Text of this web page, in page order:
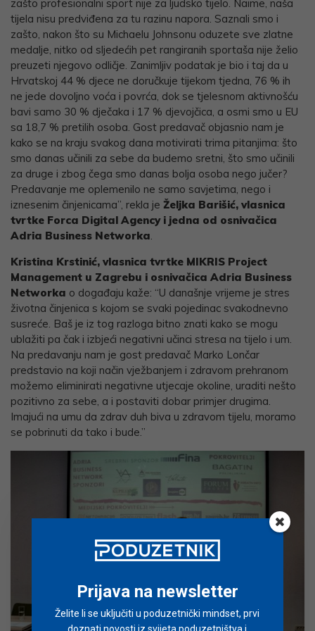
zašto profesionalni sport nije za ljudsko tijelo. Naime, naša
tijela nisu predviđena za tu razinu napora. Saznali smo i
zašto, nakon što su Michaelu Johnsonu oduzete sve zlatne
medalje, nitko od sljedećih pet rangiranih sportaša nije želio
preuzeti njegovo odličje. Zanimljiv podatak je bio i taj da u
Hrvatskoj 44 % djece ne doručkuje tijekom tjedna, 76 % ih
ne jede dovoljno voća i povrća, dok se tjelesnom aktivnošću
bavi samo 30 % dječaka i 17 % djevojčica, a osmi smo u EU
sa 18,7 % pretilih osoba. Gost predavač objasnio nam je
kako se na kraju svakog dana motivirati trima pitanjima: što
smo danas učinili za sebe da budemo sretni, što smo učinili
za druge i zbog čega smo danas bolja osoba nego jučer?
Predavanje me oplemenilo ne samo savjetima, nego i
iznesenim činjenicama”, rekla je Željka Barišić, vlasnica
tvrtke Forca Digital Agency i jedna od osnivačica
Adria Business Networka.
Kristina Krstinić, vlasnica tvrtke MIKRIS Project
Management u Zagrebu i osnivačica Adria Business
Networka o događaju kaže: “U današnje vrijeme je stres
životna činjenica s kojom se svaki pojedinac svakodnevno
susreće. Baš je iz tog razloga bitno znati kako se mogu
ublažiti pa čak i izbjeći negativni učinci stresa na tijelo i um.
Na predavanju nam je gost predavač Marko Lončar
predstavio na koji način vježbanjem i zdravom prehranom
možemo eliminirati negativne utjecaje okoline, uraditi nešto
pozitivno za sebe, a i postaviti dobar primjer drugima.
Imajući na umu da zdrav duh biva u zdravom tijelu, moramo
se pobrinuti da tako i bude.”
Prijava na newsletter
Želite li se uključiti u poduzetnički mindset, prvi
doznati novosti iz svijeta poduzetništva i